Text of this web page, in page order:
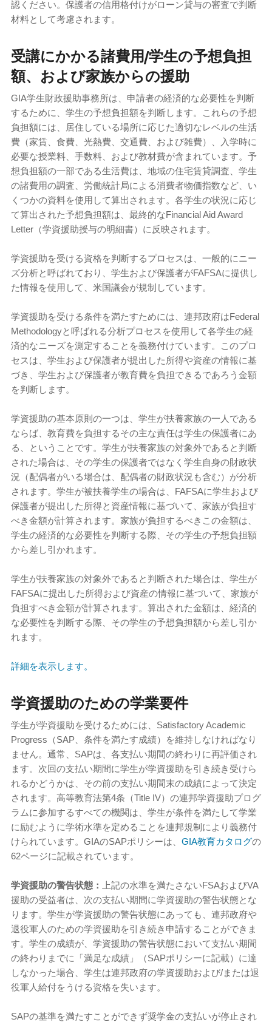
認ください。保護者の信用格付けがローン貸与の審査で判断
材料として考慮されます。
受講にかかる諸費用/学生の予想負担
額、および家族からの援助
GIA学生財政援助事務所は、申請者の経済的な必要性を判断
するために、学生の予想負担額を判断します。これらの予想
負担額には、居住している場所に応じた適切なレベルの生活
費（家賃、食費、光熱費、交通費、および雑費）、入学時に
必要な授業料、手数料、および教材費が含まれています。予
想負担額の一部である生活費は、地域の住宅賃貸調査、学生
の諸費用の調査、労働統計局による消費者物価指数など、い
くつかの資料を使用して算出されます。各学生の状況に応じ
て算出された予想負担額は、最終的なFinancial Aid Award
Letter（学資援助授与の明細書）に反映されます。
学資援助を受ける資格を判断するプロセスは、一般的にニー
ズ分析と呼ばれており、学生および保護者がFAFSAに提供し
た情報を使用して、米国議会が規制しています。
学資援助を受ける条件を満たすためには、連邦政府はFederal
Methodologyと呼ばれる分析プロセスを使用して各学生の経
済的なニーズを測定することを義務付けています。このプロ
セスは、学生および保護者が提出した所得や資産の情報に基
づき、学生および保護者が教育費を負担できるであろう金額
を判断します。
学資援助の基本原則の一つは、学生が扶養家族の一人である
ならば、教育費を負担するその主な責任は学生の保護者にあ
る、ということです。学生が扶養家族の対象外であると判断
された場合は、その学生の保護者ではなく学生自身の財政状
況（配偶者がいる場合は、配偶者の財政状況も含む）が分析
されます。学生が被扶養学生の場合は、FAFSAに学生および
保護者が提出した所得と資産情報に基づいて、家族が負担す
べき金額が計算されます。家族が負担するべきこの金額は、
学生の経済的な必要性を判断する際、その学生の予想負担額
から差し引かれます。
学生が扶養家族の対象外であると判断された場合は、学生が
FAFSAに提出した所得および資産の情報に基づいて、家族が
負担すべき金額が計算されます。算出された金額は、経済的
な必要性を判断する際、その学生の予想負担額から差し引か
れます。
詳細を表示します。
学資援助のための学業要件
学生が学資援助を受けるためには、Satisfactory Academic
Progress（SAP、条件を満たす成績）を維持しなければなり
ません。通常、SAPは、各支払い期間の終わりに再評価され
ます。次回の支払い期間に学生が学資援助を引き続き受けら
れるかどうかは、その前の支払い期間末の成績によって決定
されます。高等教育法第4条（Title IV）の連邦学資援助プログ
ラムに参加するすべての機関は、学生が条件を満たして学業
に励むように学術水準を定めることを連邦規制により義務付
けられています。GIAのSAPポリシーは、 GIA教育カタログの
62ページに記載されています。
学資援助の警告状態：
上記の水準を満たさないFSAおよびVA
援助の受益者は、次の支払い期間に学資援助の警告状態とな
ります。学生が学資援助の警告状態にあっても、連邦政府や
退役軍人のための学資援助を引き続き申請することができま
す。学生の成績が、学資援助の警告状態において支払い期間
の終わりまでに「満足な成績」（SAPポリシーに記載）に達
しなかった場合、学生は連邦政府の学資援助および/または退
役軍人給付をうける資格を失います。
SAPの基準を満たすことができず奨学金の支払いが停止され